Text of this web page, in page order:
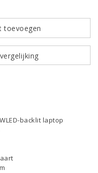
toevoegen
backlit laptop